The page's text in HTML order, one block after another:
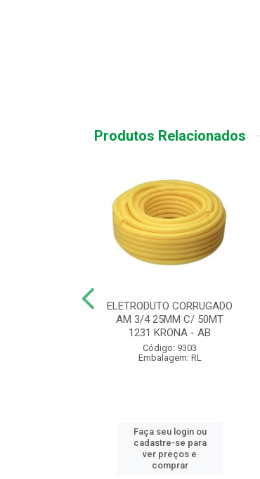
Produtos Relacionados
ELETRODUTO CORRUGADO
AM 3/4 25MM C/ 50MT
1231 KRONA - AB
Código: 9303
Embalagem: RL
Faça seu login ou
cadastre-se para
ver preços e
comprar